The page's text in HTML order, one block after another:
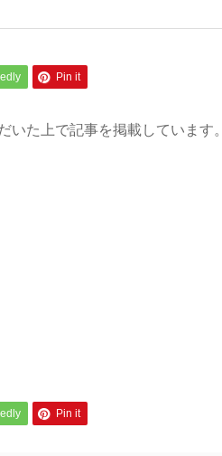
Pin it
た上で記事を掲載しています。
Pin it